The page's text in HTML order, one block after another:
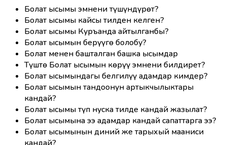
Болат ысымы эмнени түшүндүрөт?
Болат ысымы кайсы тилден келген?
Болат ысымы Куръанда айтылганбы?
Болат ысымын берүүгө болобу?
Болат менен башталган башка ысымдар
Түштө Болат ысымын көрүү эмнени билдирет?
Болат ысымындагы белгилүү адамдар кимдер?
Болат ысымын тандоонун артыкчылыктары
кандай?
Болат ысымы түп нуска тилде кандай жазылат?
Болат ысымына ээ адамдар кандай сапаттарга ээ?
Болат ысымынын диний же тарыхый мааниси
кандай?